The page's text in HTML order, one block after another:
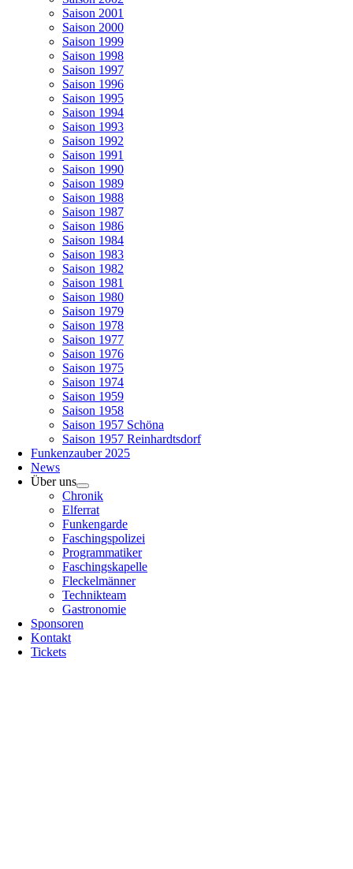
Saison 2001
Saison 2000
Saison 1999
Saison 1998
Saison 1997
Saison 1996
Saison 1995
Saison 1994
Saison 1993
Saison 1992
Saison 1991
Saison 1990
Saison 1989
Saison 1988
Saison 1987
Saison 1986
Saison 1984
Saison 1983
Saison 1982
Saison 1981
Saison 1980
Saison 1979
Saison 1978
Saison 1977
Saison 1976
Saison 1975
Saison 1974
Saison 1959
Saison 1958
Saison 1957 Schöna
Saison 1957 Reinhardtsdorf
Funkenzauber 2025
News
Über uns
Chronik
Elferrat
Funkengarde
Faschingspolizei
Programmatiker
Faschingskapelle
Fleckelmänner
Technikteam
Gastronomie
Sponsoren
Kontakt
Tickets